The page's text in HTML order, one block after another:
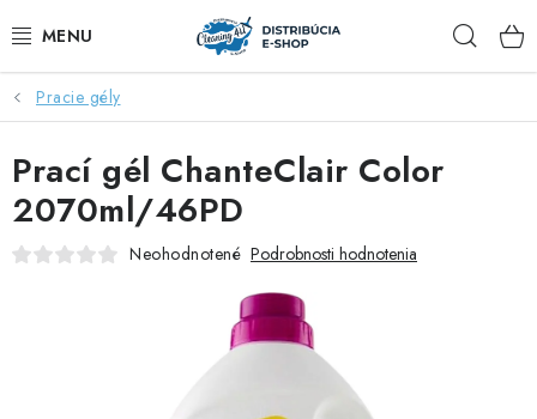
na
ZĽAVY AŽ DO -40%
COCCOLATEVI®️🇮🇹💙
🌷DEO DUE®️🩷🇮🇹
SAPONE DI TOSCANA®️🇮🇹🌸
Pracie gély
Prací gél ChanteClair Color
2070ml/46PD
Neohodnotené Podrobnosti hodnotenia